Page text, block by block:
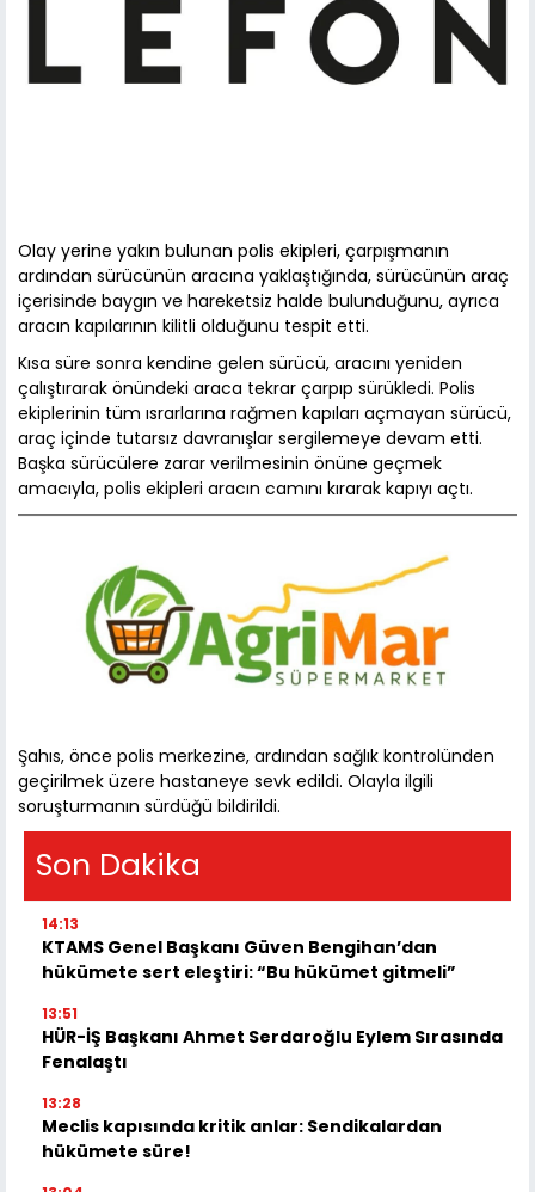
Olay yerine yakın bulunan polis ekipleri, çarpışmanın
ardından sürücünün aracına yaklaştığında, sürücünün araç
içerisinde baygın ve hareketsiz halde bulunduğunu, ayrıca
aracın kapılarının kilitli olduğunu tespit etti.
Kısa süre sonra kendine gelen sürücü, aracını yeniden
çalıştırarak önündeki araca tekrar çarpıp sürükledi. Polis
ekiplerinin tüm ısrarlarına rağmen kapıları açmayan sürücü,
araç içinde tutarsız davranışlar sergilemeye devam etti.
Başka sürücülere zarar verilmesinin önüne geçmek
amacıyla, polis ekipleri aracın camını kırarak kapıyı açtı.
Şahıs, önce polis merkezine, ardından sağlık kontrolünden
geçirilmek üzere hastaneye sevk edildi. Olayla ilgili
soruşturmanın sürdüğü bildirildi.
Son Dakika
14:13
KTAMS Genel Başkanı Güven Bengihan’dan
hükümete sert eleştiri: “Bu hükümet gitmeli”
13:51
HÜR-İŞ Başkanı Ahmet Serdaroğlu Eylem Sırasında
Fenalaştı
13:28
Meclis kapısında kritik anlar: Sendikalardan
hükümete süre!